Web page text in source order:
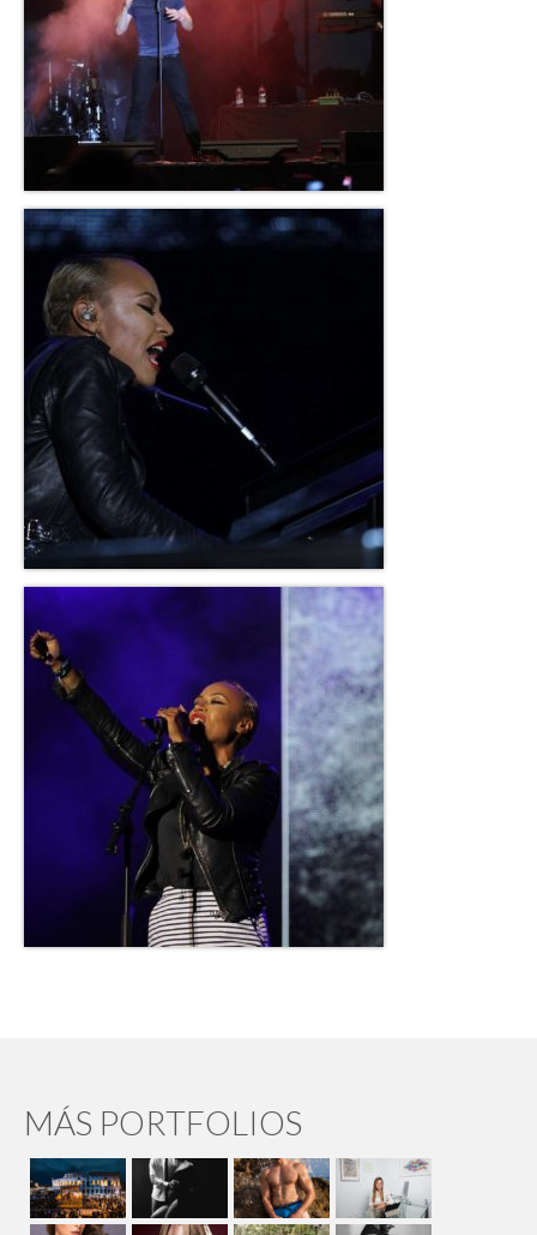
MÁS PORTFOLIOS